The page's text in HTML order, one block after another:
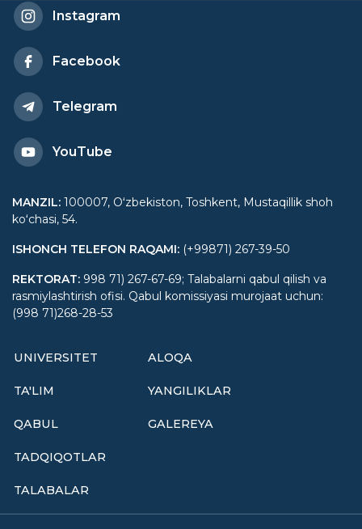
Instagram
Facebook
Telegram
YouTube
MANZIL: 100007, Oʻzbekiston, Toshkent, Mustaqillik shoh
koʻchasi, 54.
ISHONCH TELEFON RAQAMI: (+99871) 267-39-50
REKTORAT: 998 71) 267-67-69; Talabalarni qabul qilish va
rasmiylashtirish ofisi. Qabul komissiyasi murojaat uchun:
(998 71)268-28-53
UNIVERSITET
TA'LIM
QABUL
TADQIQOTLAR
TALABALAR
ALOQA
YANGILIKLAR
GALEREYA